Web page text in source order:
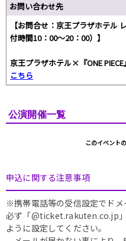
お問い合わせ先
【お問合せ：京王プラザホテル
付時間10：00～20：00）】
京王プラザホテル×『ONE
こちら
公演開催一覧
このイベント
申込に関する注意事項
※携帯電話等の受信設定でドメ
必ず「@ticket.rakuten.co.jp
ように設定してください。